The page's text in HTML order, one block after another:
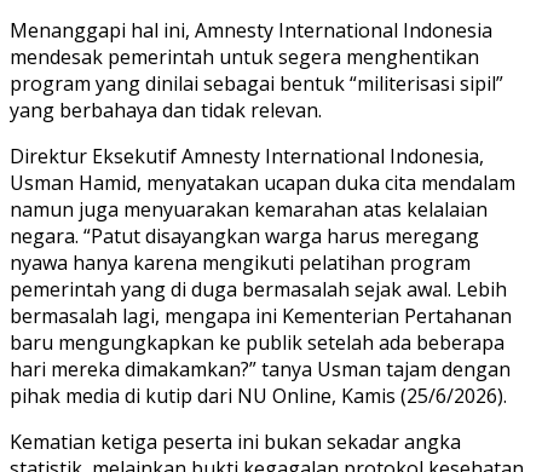
Menanggapi hal ini, Amnesty International Indonesia
mendesak pemerintah untuk segera menghentikan
program yang dinilai sebagai bentuk “militerisasi sipil”
yang berbahaya dan tidak relevan.
Direktur Eksekutif Amnesty International Indonesia,
Usman Hamid, menyatakan ucapan duka cita mendalam
namun juga menyuarakan kemarahan atas kelalaian
negara. “Patut disayangkan warga harus meregang
nyawa hanya karena mengikuti pelatihan program
pemerintah yang di duga bermasalah sejak awal. Lebih
bermasalah lagi, mengapa ini Kementerian Pertahanan
baru mengungkapkan ke publik setelah ada beberapa
hari mereka dimakamkan?” tanya Usman tajam dengan
pihak media di kutip dari NU Online, Kamis (25/6/2026).
Kematian ketiga peserta ini bukan sekadar angka